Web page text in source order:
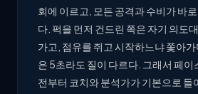
회에 이르고, 모든 공격과 수비가 바
다. 퍽을 먼저 건드린 쪽은 자기 의도
가고, 점유를 쥐고 시작하느냐 쫓아
은 5초라도 질이 다르다. 그래서 페이
전부터 코치와 분석가가 기본으로 들